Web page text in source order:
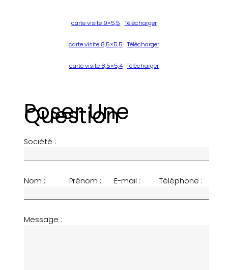
carte visite 9×5,5 Télécharger
carte visite 8,5×5,5 Télécharger
carte visite 8,5×5,4 Télécharger
Poser Une
Question
Société :
Nom : Prénom : E-mail : Téléphone :
Message :